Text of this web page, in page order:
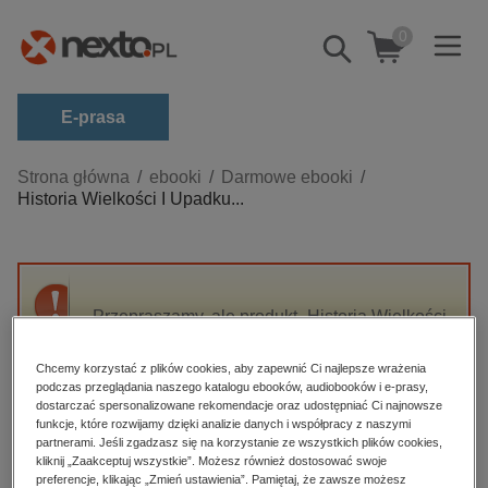
Pokaż/schowaj
wyszukiwarkę
0
E-prasa
Kategorie
Zobacz wszystkie E-prasa
budownictwo, aranżacja wnętrz
darmowe wydania
edukacja
hobby, sport, rozrywka
komputery, internet, technologie, informatyka
Strona główna ebooki
Darmowe ebooki
Historia Wielkości I Upadku...
Przepraszamy, ale produkt „Historia Wielkości
High-contrast mode
Polecane
Chcemy korzystać z plików cookies, aby zapewnić Ci najlepsze wrażenia
podczas przeglądania naszego katalogu ebooków, audiobooków i e-prasy,
dostarczać spersonalizowane rekomendacje oraz udostępniać Ci najnowsze
funkcje, które rozwijamy dzięki analizie danych i współpracy z naszymi
partnerami. Jeśli zgadzasz się na korzystanie ze wszystkich plików cookies,
kliknij „Zaakceptuj wszystkie”. Możesz również dostosować swoje
preferencje, klikając „Zmień ustawienia”. Pamiętaj, że zawsze możesz